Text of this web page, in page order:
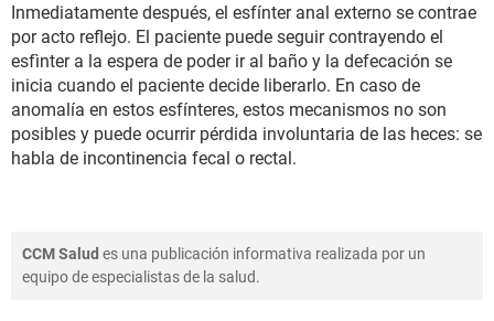
Inmediatamente después, el esfínter anal externo se contrae
por acto reflejo. El paciente puede seguir contrayendo el
esfìnter a la espera de poder ir al baño y la defecación se
inicia cuando el paciente decide liberarlo. En caso de
anomalía en estos esfínteres, estos mecanismos no son
posibles y puede ocurrir pérdida involuntaria de las heces: se
habla de incontinencia fecal o rectal.
CCM Salud es una publicación informativa realizada por un
equipo de especialistas de la salud.